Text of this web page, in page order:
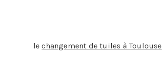
lechangement de tuiles à Toulouse